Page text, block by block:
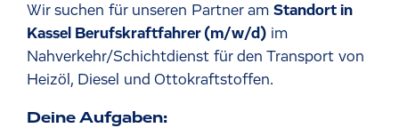
Wir suchen für unseren Partner am Standort in
Kassel
Berufskraftfahrer (m/w/d) im
Nahverkehr/Schichtdienst für den Transport von
Heizöl, Diesel und Ottokraftstoffen.
Deine Aufgaben: